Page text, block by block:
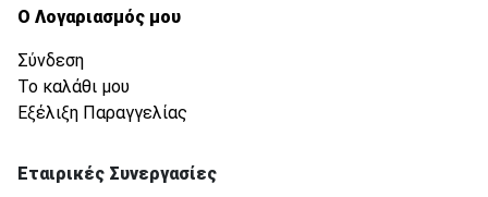
Ο Λογαριασμός μου
Σύνδεση
Το καλάθι μου
Εξέλιξη Παραγγελίας
Εταιρικές Συνεργασίες